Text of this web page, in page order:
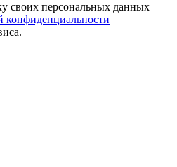
своих персональных данных
конфиденциальности